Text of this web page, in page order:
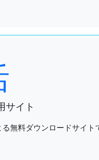
サイト
無料ダウンロードサイト